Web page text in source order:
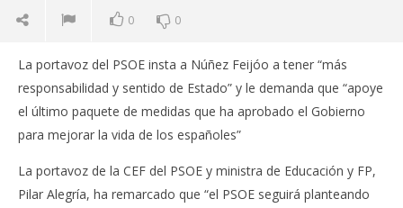
0 0
La portavoz del PSOE insta a Núñez Feijóo a tener “más
responsabilidad y sentido de Estado” y le demanda que “apoye
el último paquete de medidas que ha aprobado el Gobierno
para mejorar la vida de los españoles”
La portavoz de la CEF del PSOE y ministra de Educación y FP,
Pilar Alegría, ha remarcado que “el PSOE seguirá planteando